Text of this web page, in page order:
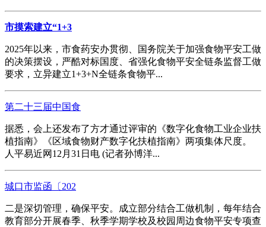
市摸索建立“1+3
2025年以来，市食药安办贯彻、国务院关于加强食物平安工做
的决策摆设，严酷对标国度、省强化食物平安全链条监督工做
要求，立异建立1+3+N全链条食物平...
第二十三届中国食
据悉，会上还发布了方才通过评审的《数字化食物工业企业扶
植指南》《区域食物财产数字化扶植指南》两项集体尺度。
人平易近网12月31日电 (记者孙博洋...
城口市监函〔202
二是深切管理，确保平安。成立部分结合工做机制，每年结合
教育部分开展春季、秋季学期学校及校园周边食物平安专项查